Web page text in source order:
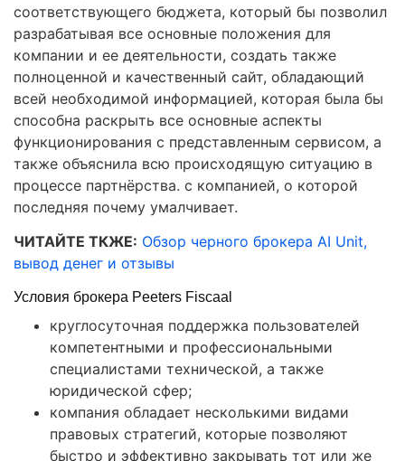
соответствующего бюджета, который бы позволил
разрабатывая все основные положения для
компании и ее деятельности, создать также
полноценной и качественный сайт, обладающий
всей необходимой информацией, которая была бы
способна раскрыть все основные аспекты
функционирования с представленным сервисом, а
также объяснила всю происходящую ситуацию в
процессе партнёрства. с компанией, о которой
последняя почему умалчивает.
ЧИТАЙТЕ ТКЖЕ: Обзор черного брокера AI Unit,
вывод денег и отзывы
Условия брокера Peeters Fiscaal
круглосуточная поддержка пользователей
компетентными и профессиональными
специалистами технической, а также
юридической сфер;
компания обладает несколькими видами
правовых стратегий, которые позволяют
быстро и эффективно закрывать тот или же